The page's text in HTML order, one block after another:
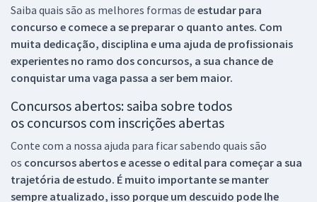
Saiba quais são as melhores formas de estudar para
concurso e comece a se preparar o quanto antes. Com
muita dedicação, disciplina e uma ajuda de profissionais
experientes no ramo dos concursos, a sua chance de
conquistar uma vaga passa a ser bem maior.
Concursos abertos: saiba sobre todos
os concursos com inscrições abertas
Conte com a nossa ajuda para ficar sabendo quais são
os concursos abertos e acesse o edital para começar a sua
trajetória de estudo. É muito importante se manter
sempre atualizado, isso porque um descuido pode lhe